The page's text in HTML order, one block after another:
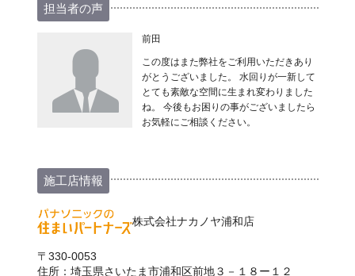
担当者の声
前田
この度はまた弊社をご利用いただきあり
がとうございました。 水回りが一新して
とても素敵な空間に生まれ変わりました
ね。 今後もお困りの事がございましたら
お気軽にご相談ください。
施工店情報
株式会社ナカノヤ浦和店
〒330-0053
住所：埼玉県さいたま市浦和区前地３－１８ー１２